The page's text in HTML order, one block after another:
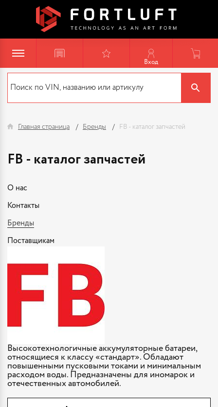
Вход
Главная страница Бренды FB - каталог запчастей
FB - каталог запчастей
О нас
Контакты
Бренды
Поставщикам
Высокотехнологичные аккумуляторные батареи,
относящиеся к классу «стандарт». Обладают
повышенными пусковыми токами и минимальным
расходом воды. Предназначены для иномарок и
отечественных автомобилей.